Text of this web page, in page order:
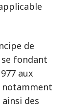
de
fondant
aux
notamment
des